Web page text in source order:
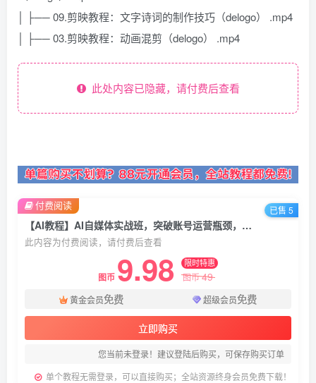
│ ├── 09.剪映教程：文字诗词的制作技巧（delogo） .mp4
│ ├── 03.剪映教程：动画混剪（delogo） .mp4
此处内容已隐藏，请付费后查看
【AI教程】AI自媒体实战班，突破账号运营瓶颈，PR剪辑+剪映教程全流程覆盖
此内容为付费阅读，请付费后查看
图币 9.98 限时特惠
图币49
黄金会员免费 超级会员免费
立即购买
您当前未登录！建议登陆后购买，可保存购买订单
单个教程无需登录，可以直接购买；全站资源终身会员免费下载！
付费阅读 已售 5